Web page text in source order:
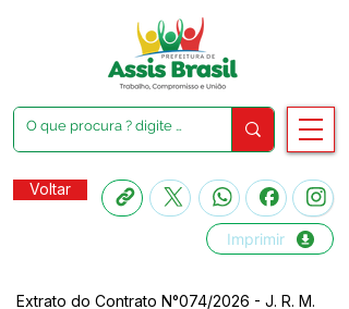
Voltar
Imprimir
Extrato do Contrato N°074/2026 - J. R. M.